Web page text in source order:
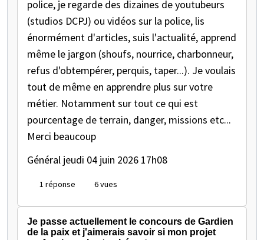
police, je regarde des dizaines de youtubeurs
(studios DCPJ) ou vidéos sur la police, lis
énormément d'articles, suis l'actualité, apprend
même le jargon (shoufs, nourrice, charbonneur,
refus d'obtempérer, perquis, taper...). Je voulais
tout de même en apprendre plus sur votre
métier. Notamment sur tout ce qui est
pourcentage de terrain, danger, missions etc...
Merci beaucoup
Général jeudi 04 juin 2026 17h08
1 réponse 6 vues
Je passe actuellement le concours de Gardien
de la paix et j'aimerais savoir si mon projet